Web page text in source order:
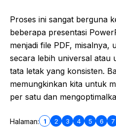
Proses ini sangat berguna
beberapa presentasi
menjadi file PDF, misalnya,
secara lebih universal atau
tata letak yang konsisten.
memungkinkan kita untuk
per satu dan
Halaman: 1 2 3 4 5 6 7